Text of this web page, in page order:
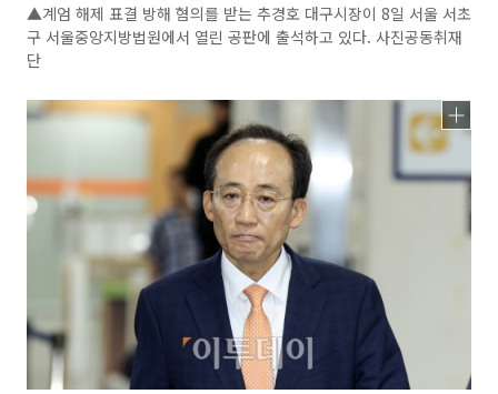
▲계엄 해제 표결 방해 혐의를 받는 추경호 대구시장이 8일 서울 서초
구 서울중앙지방법원에서 열린 공판에 출석하고 있다. 사진공동취재
단